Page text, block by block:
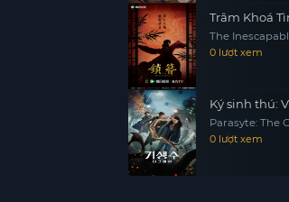
Trâm Khoá
The
0 lượt xem
Ký sinh thú:
Parasyte: The
0 lượt xem